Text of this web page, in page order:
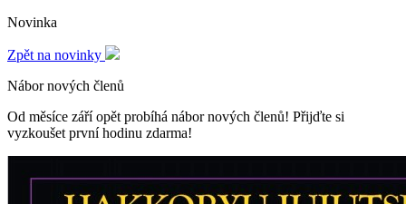
Novinka
Zpět na novinky
Nábor nových členů
Od měsíce září opět probíhá nábor nových členů! Přijďte si
vyzkoušet první hodinu zdarma!